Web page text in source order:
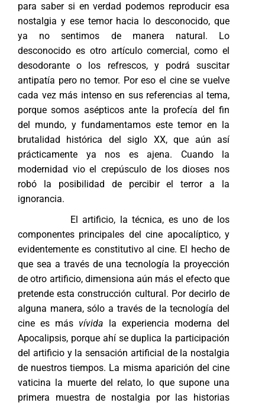
para saber si en verdad podemos reproducir esa
nostalgia y ese temor hacia lo desconocido, que
ya no sentimos de manera natural. Lo
desconocido es otro artículo comercial, como el
desodorante o los refrescos, y podrá suscitar
antipatía pero no temor. Por eso el cine se vuelve
cada vez más intenso en sus referencias al tema,
porque somos asépticos ante la profecía del fin
del mundo, y fundamentamos este temor en la
brutalidad histórica del siglo XX, que aún así
prácticamente ya nos es ajena. Cuando la
modernidad vio el crepúsculo de los dioses nos
robó la posibilidad de percibir el terror a la
ignorancia.
El artificio, la técnica, es uno de los
componentes principales del cine apocalíptico, y
evidentemente es constitutivo al cine. El hecho de
que sea a través de una tecnología la proyección
de otro artificio, dimensiona aún más el efecto que
pretende esta construcción cultural. Por decirlo de
alguna manera, sólo a través de la tecnología del
cine es más vívida la experiencia moderna del
Apocalipsis, porque ahí se duplica la participación
del artificio y la sensación artificial de la nostalgia
de nuestros tiempos. La misma aparición del cine
vaticina la muerte del relato, lo que supone una
primera muestra de nostalgia por las historias